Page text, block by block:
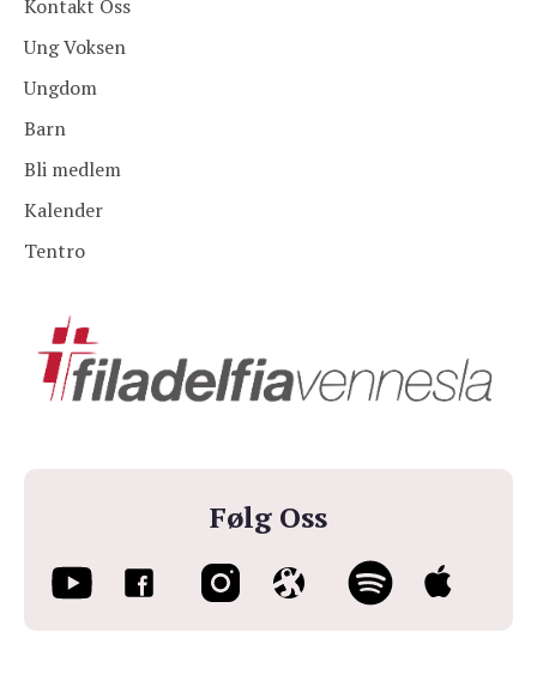
Følg Oss
Kontakt Oss
Ung Voksen
Ungdom
Barn
Bli medlem
Kalender
Tentro